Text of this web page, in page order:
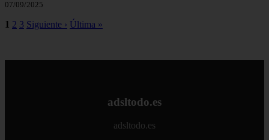
07/09/2025
1 2 3 Siguiente › Última »
adsltodo.es
adsltodo.es